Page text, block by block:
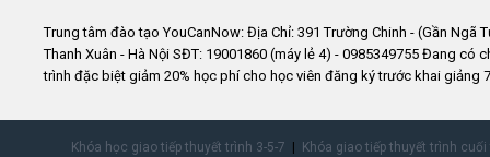
Trung tâm đào tạo YouCanNow: Địa Chỉ: 391 Trường Chinh - (Gần Ngã
Thanh Xuân - Hà Nội SĐT: 19001860 (máy lẻ 4) - 0985349755 Đang có
trình đặc biệt giảm 20% học phí cho học viên đăng ký trước khai giảng
Khóa học giao tiếp thuyết trình 3-5-7
Khóa giao tiếp thuyết trình